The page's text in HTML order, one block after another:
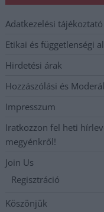
Adatkezelési tájékoztató
Etikai és függetlenségi
Hirdetési árak
Hozzászólási és
Impresszum
Iratkozzon fel heti
megyénkről!
Join Us
Regisztráció
Köszönjük